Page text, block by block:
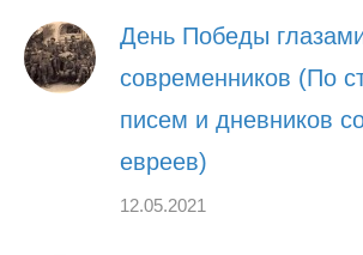
День Победы
современников (По
писем и дневников
евреев)
12.05.2021